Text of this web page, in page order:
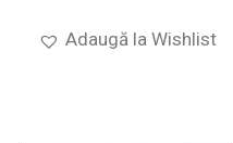
Adaugă la Wishlist